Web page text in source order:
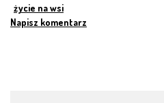
życie na wsi
Napisz komentarz